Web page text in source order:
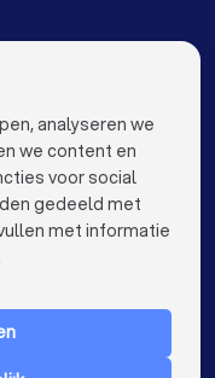
Haag
keyboard_arrow_down
analyseren we
we content en
voor social
gedeeld met
met informatie